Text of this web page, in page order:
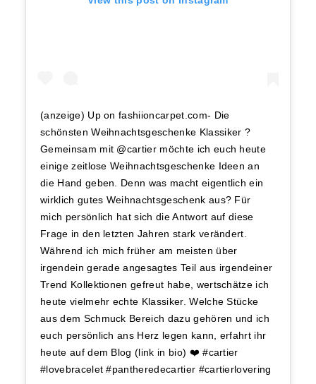
(anzeige) Up on fashiioncarpet.com- Die
schönsten Weihnachtsgeschenke Klassiker ?
Gemeinsam mit @cartier möchte ich euch heute
einige zeitlose Weihnachtsgeschenke Ideen an
die Hand geben. Denn was macht eigentlich ein
wirklich gutes Weihnachtsgeschenk aus? Für
mich persönlich hat sich die Antwort auf diese
Frage in den letzten Jahren stark verändert.
Während ich mich früher am meisten über
irgendein gerade angesagtes Teil aus irgendeiner
Trend Kollektionen gefreut habe, wertschätze ich
heute vielmehr echte Klassiker. Welche Stücke
aus dem Schmuck Bereich dazu gehören und ich
euch persönlich ans Herz legen kann, erfahrt ihr
heute auf dem Blog (link in bio) ❤️ #cartier
#lovebracelet #pantheredecartier #cartierlovering